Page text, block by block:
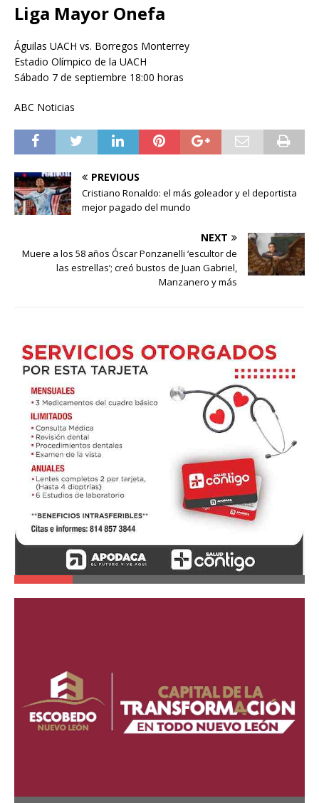
Liga Mayor Onefa
Águilas UACH vs. Borregos Monterrey
Estadio Olímpico de la UACH
Sábado 7 de septiembre 18:00 horas
ABC Noticias
PREVIOUS
Cristiano Ronaldo: el más goleador y el deportista
mejor pagado del mundo
NEXT
Muere a los 58 años Óscar Ponzanelli ‘escultor de
las estrellas’; creó bustos de Juan Gabriel,
Manzanero y más